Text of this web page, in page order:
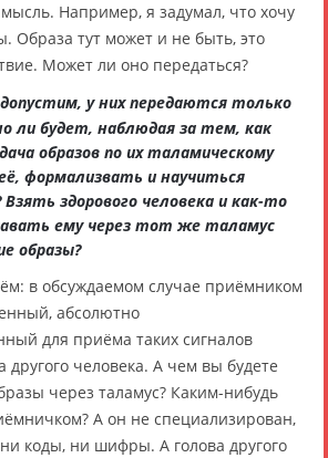
Например, я задумал, что хочу
Образа тут может и не быть, это
Может ли оно передаться?
у них передаются только
ли будет, наблюдая за тем, как
образов по их таламическому
формализвать и научиться
Взять здорового человека и как-то
ему через тот же таламус
образы?
в обсуждаемом случае приёмником
абсолютно
для приёма таких сигналов
другого человека. А чем вы будете
через таламус? Каким-нибудь
А он не специализирован,
коды, ни шифры. А голова другого